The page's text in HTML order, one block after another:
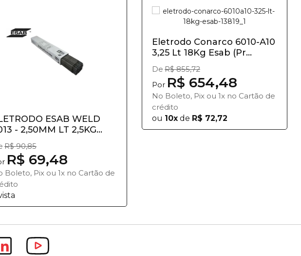
ESAB WELD
- 2,50MM LT 2,5KG
R$ 90,85
R$ 69,48
Boleto, Pix ou 1x no Cartão de
Eletrodo Conarco 6010-A10
3,25 Lt 18Kg Esab (Pr...
De R$ 855,72
Por R$ 654,48
No Boleto, Pix ou 1x no Cartão de
crédito
ou 10x de R$ 72,72